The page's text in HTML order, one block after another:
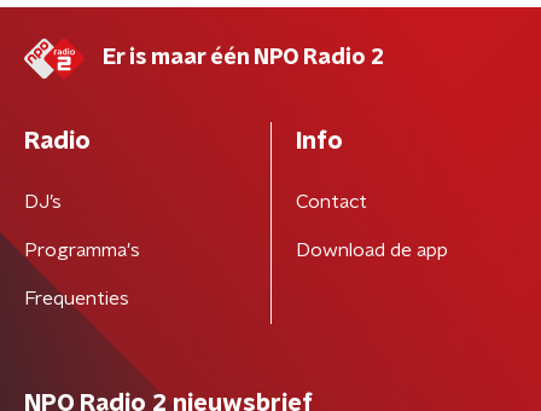
Er is maar één NPO Radio 2
Radio
DJ’s
Programma's
Frequenties
Info
Contact
Download de app
NPO Radio 2 nieuwsbrief